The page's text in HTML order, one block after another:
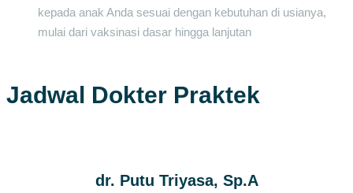
kepada anak Anda sesuai dengan kebutuhan di usianya,
mulai dari vaksinasi dasar hingga lanjutan
Jadwal Dokter Praktek
dr. Putu Triyasa, Sp.A